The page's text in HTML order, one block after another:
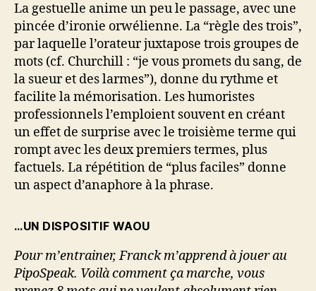
La gestuelle anime un peu le passage, avec une
pincée d’ironie orwélienne. La “règle des trois”,
par laquelle l’orateur juxtapose trois groupes de
mots (cf. Churchill : “je vous promets du sang, de
la sueur et des larmes”), donne du rythme et
facilite la mémorisation. Les humoristes
professionnels l’emploient souvent en créant
un effet de surprise avec le troisième terme qui
rompt avec les deux premiers termes, plus
factuels. La répétition de “plus faciles” donne
un aspect d’anaphore à la phrase.
…UN DISPOSITIF WAOU
Pour m’entrainer, Franck m’apprend à jouer au
PipoSpeak. Voilà comment ça marche, vous